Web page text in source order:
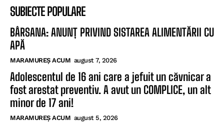
SUBIECTE POPULARE
BÂRSANA: ANUNȚ PRIVIND SISTAREA ALIMENTĂRII CU
APĂ
MARAMUREȘ ACUM august 7, 2026
Adolescentul de 16 ani care a jefuit un căvnicar a
fost arestat preventiv. A avut un COMPLICE, un alt
minor de 17 ani!
MARAMUREȘ ACUM august 5, 2026